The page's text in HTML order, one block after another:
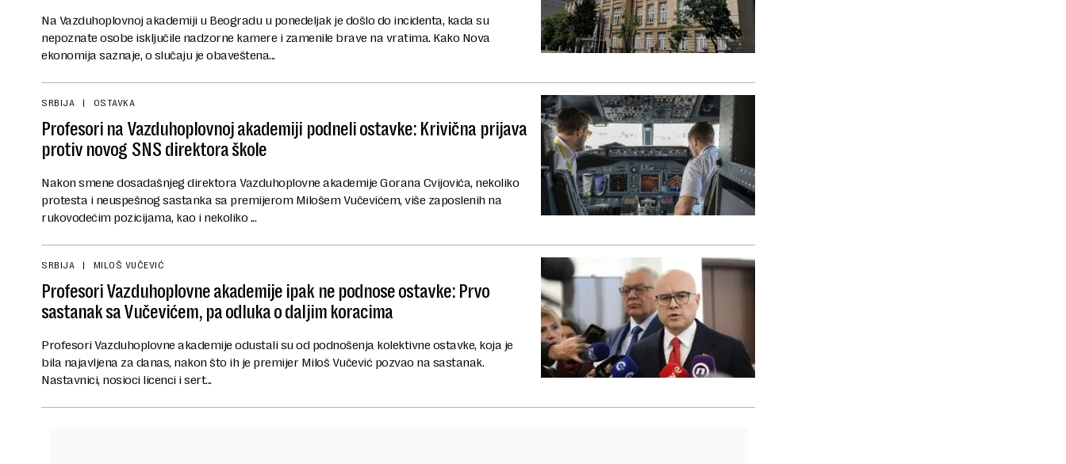
Na Vazduhoplovnoj akademiji u Beogradu u ponedeljak je došlo do incidenta, kada su
nepoznate osobe isključile nadzorne kamere i zamenile brave na vratima. Kako Nova
ekonomija saznaje, o slučaju je obaveštena...
SRBIJA OSTAVKA
Profesori na Vazduhoplovnoj akademiji podneli ostavke: Krivična prijava
protiv novog SNS direktora škole
Nakon smene dosadašnjeg direktora Vazduhoplovne akademije Gorana Cvijovića, nekoliko
protesta i neuspešnog sastanka sa premijerom Milošem Vučevićem, više zaposlenih na
rukovodećim pozicijama, kao i nekoliko ...
SRBIJA MILOŠ VUČEVIĆ
Profesori Vazduhoplovne akademije ipak ne podnose ostavke: Prvo
sastanak sa Vučevićem, pa odluka o daljim koracima
Profesori Vazduhoplovne akademije odustali su od podnošenja kolektivne ostavke, koja je
bila najavljena za danas, nakon što ih je premijer Miloš Vučević pozvao na sastanak.
Nastavnici, nosioci licenci i sert...